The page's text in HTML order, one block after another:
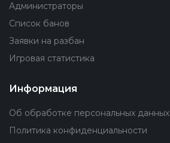
Администраторы
Список банов
Заявки на разбан
Игровая статистика
Информация
Об обработке персональных данных
Политика конфиденциальности